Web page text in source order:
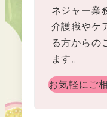
ネジャー業
介護職やケ
る方からの
ます。
お気軽にご